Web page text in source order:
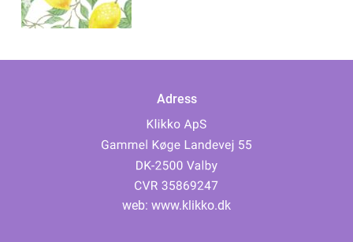
Adress
web: www.klikko.dk